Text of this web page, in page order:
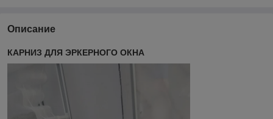
Описание
КАРНИЗ ДЛЯ ЭРКЕРНОГО ОКНА